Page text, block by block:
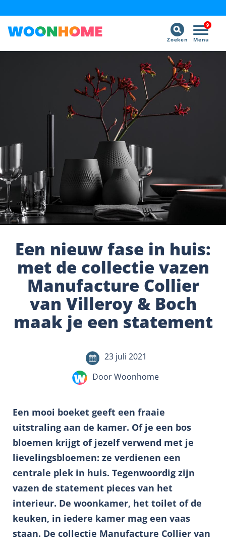
9
Menu
Zoeken
Een nieuw fase in huis:
met de collectie vazen
Manufacture Collier
van Villeroy & Boch
maak je een statement
23 juli 2021
Door Woonhome
Een mooi boeket geeft een fraaie
uitstraling aan de kamer. Of je een bos
bloemen krijgt of jezelf verwend met je
lievelingsbloemen: ze verdienen een
centrale plek in huis. Tegenwoordig zijn
vazen de statement pieces van het
interieur. De woonkamer, het toilet of de
keuken, in iedere kamer mag een vaas
staan. De collectie Manufacture Collier van